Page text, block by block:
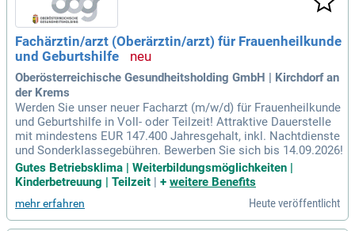
Fachärztin/arzt (Oberärztin/arzt) für Frauenheilkunde
und Geburtshilfe
Oberösterreichische Gesundheitsholding GmbH | Kirchdorf an
der Krems
Werden Sie unser neuer Facharzt (m/w/d) für Frauenheilkunde
und Geburtshilfe in Voll- oder Teilzeit! Attraktive Dauerstelle
mit mindestens EUR 147.400 Jahresgehalt, inkl. Nachtdienste
und Sonderklassegebühren. Bewerben Sie sich bis 14.09.2026!
Gutes Betriebsklima | Weiterbildungsmöglichkeiten |
Kinderbetreuung | Teilzeit | + weitere Benefits
mehr erfahren Heute veröffentlicht